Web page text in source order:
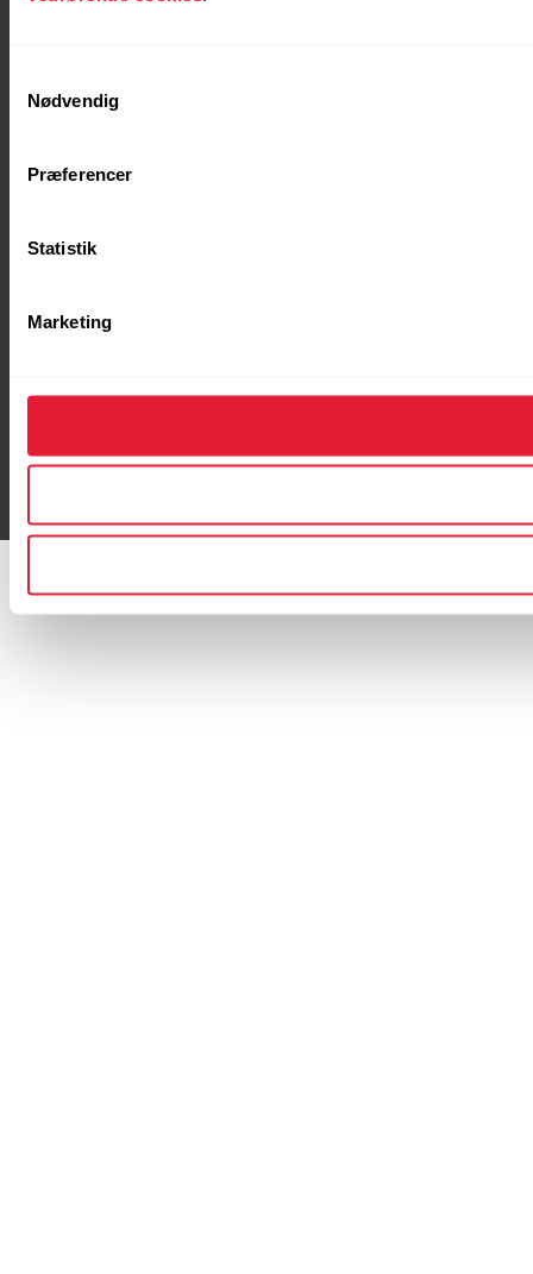
Nødvendig
Præferencer
Statistik
Marketing